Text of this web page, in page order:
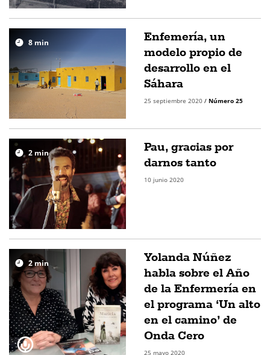
8 min
Enfemería, un
modelo propio de
desarrollo en el
Sáhara
25 septiembre 2020 / Número 25
2 min
Pau, gracias por
darnos tanto
10 junio 2020
2 min
Yolanda Núñez
habla sobre el Año
de la Enfermería en
el programa ‘Un alto
en el camino’ de
Onda Cero
25 mayo 2020